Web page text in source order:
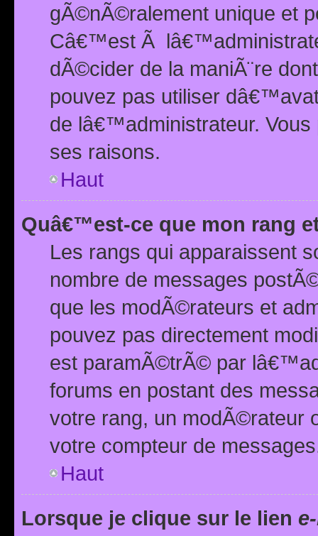
gÃ©nÃ©ralement unique et
Câ€™est Ã
dÃ©cider de la maniÃ¨re
pouvez pas utiliser
de lâ€™administrateur.
ses raisons.
Haut
Quâ€™est-ce que mon rang
Les rangs qui apparaissent
nombre de messages
que les modÃ©rateurs et
pouvez pas directement
est paramÃ©trÃ© par
forums en postant des
votre rang, un modÃ©rateur
votre compteur de
Haut
Lorsque je clique sur le lien